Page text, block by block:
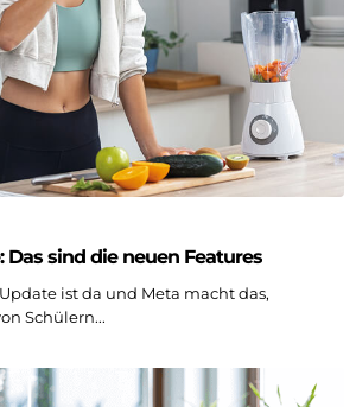
Das sind die neuen Features
ist da und Meta macht das,
Schülern...